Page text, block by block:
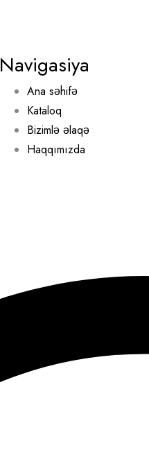
Navigasiya
Ana səhifə
Kataloq
Bizimlə əlaqə
Haqqımızda